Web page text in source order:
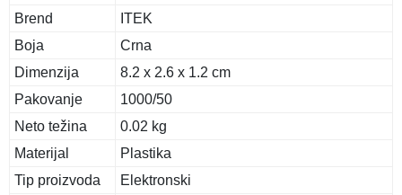
Brend
ITEK
Boja
Crna
Dimenzija
8.2 x 2.6 x 1.2 cm
Pakovanje
1000/50
Neto težina
0.02 kg
Materijal
Plastika
Tip proizvoda
Elektronski